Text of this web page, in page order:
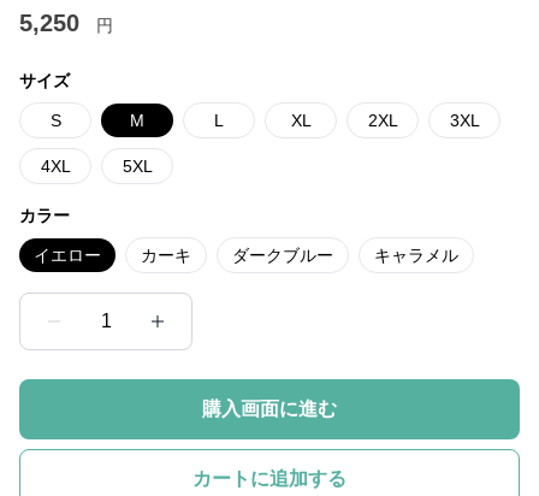
5,250 円
サイズ
S M L XL 2XL 3XL
4XL 5XL
カラー
イエロー カーキ ダークブルー キャラメル
1
購入画面に進む
カートに追加する